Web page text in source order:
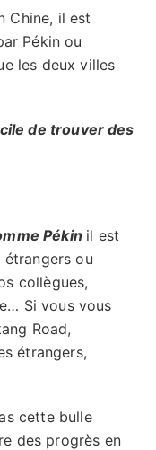
Chine, il est
Pékin ou
les deux villes
de trouver des
Pékin il est
étrangers ou
collègues,
Si vous vous
Road,
étrangers,
cette bulle
des progrès en